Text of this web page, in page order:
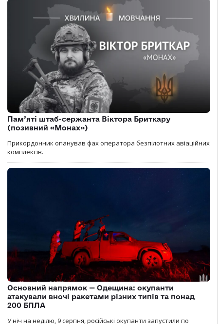
Пам’яті штаб-сержанта Віктора Бриткару
(позивний «Монах»)
Прикордонник опанував фах оператора безпілотних авіаційних
комплексів.
Основний напрямок — Одещина: окупанти
атакували вночі ракетами різних типів та понад
200 БПЛА
У ніч на неділю, 9 серпня, російські окупанти запустили по